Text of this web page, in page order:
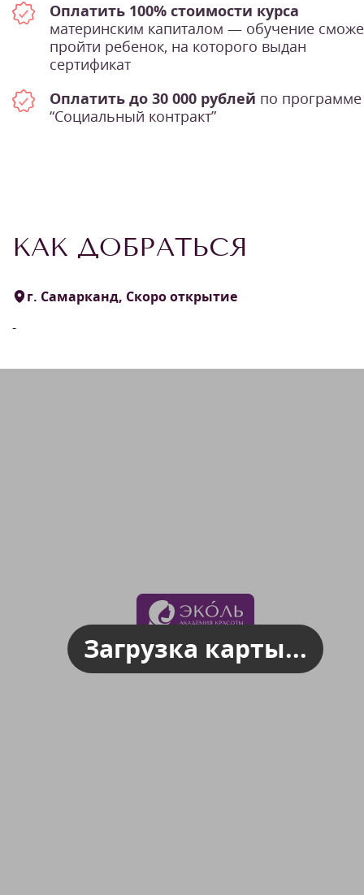
Оплатить 100% стоимости курса
материнским капиталом — обучение
пройти ребенок, на которого выдан
сертификат
Оплатить до 30 000 рублей по программе
“Социальный контракт”
КАК ДОБРАТЬСЯ
г. Самарканд, Скоро открытие
-
Загрузка карты...